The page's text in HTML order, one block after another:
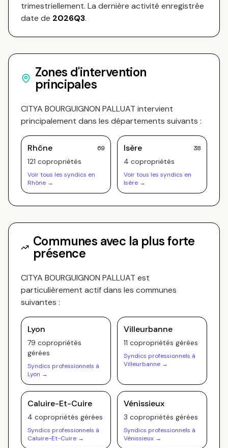
trimestriellement. La dernière activité enregistrée
date de 2026Q3.
Zones d'intervention
principales
CITYA BOURGUIGNON PALLUAT intervient
principalement dans les départements suivants :
Rhône 69
121 copropriétés
Voir tous les syndics en
Rhône →
Isère 38
4 copropriétés
Voir tous les syndics en
Isère →
Communes avec la plus forte
présence
CITYA BOURGUIGNON PALLUAT est
particulièrement actif dans les communes
suivantes :
Lyon
79 copropriétés
gérées
Syndics professionnels à
Lyon →
Villeurbanne
11 copropriétés gérées
Syndics professionnels à
Villeurbanne →
Caluire-Et-Cuire
4 copropriétés gérées
Syndics professionnels à
Caluire-Et-Cuire →
Vénissieux
3 copropriétés gérées
Syndics professionnels à
Vénissieux →